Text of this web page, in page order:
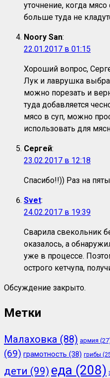
уточнение, когда
больше туда не
Noory San:
22.01.2017 в 01:15
Хороший вопрос,
Лук и лаврушка
можно порезать и
туда добавляется
мясо в суп, можно
использовать для
Сергей:
23.02.2017 в 12:18
Спасибо!!)) Раз на
Svet:
24.02.2017 в 19:39
Сварила свекольник
оказалось, а
уже в процессе.
острого кетчупа,
Обсуждение закрыто.
Метки
Малаховка (88) армия
(69) грамотность (38) грибы
дети (99) еда (208)